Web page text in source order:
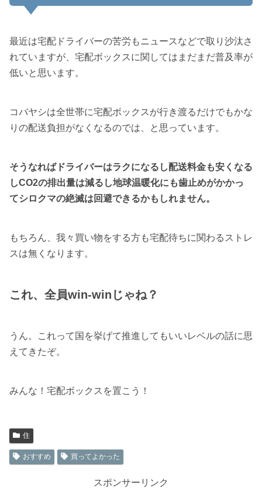
最近は宅配ドライバーの苦労もニュースなどで取り沙汰さ
れていますが、宅配ボックスに関してはまだまだ普及率が
低いと思います。
コバヤシは全世帯に宅配ボックスが行き渡るだけでもかな
りの配送負担がなくなるのでは、と思っています。
そうなればドライバーはラクになるし配送料金も安くなる
しCO2の排出量は減るし地球温暖化にも歯止めがかかっ
てシロクマの絶滅は回避できるかもしれません。
もちろん、我々買い物をする方も宅配待ちに関わるストレ
スは無くなります。
これ、全員win-winじゃね？
うん。これって国を挙げて推進してもいいレベルの話に思
えてきたぞ。
みんな！宅配ボックスを置こう！
住
おすすめ 買ってよかった
スポンサーリンク